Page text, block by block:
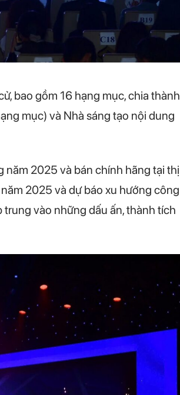
bao gồm 16 hạng mục, chia thành
mục) và Nhà sáng tạo nội dung
năm 2025 và bán chính hãng tại thị
2025 và dự báo xu hướng công
vào những dấu ấn, thành tích